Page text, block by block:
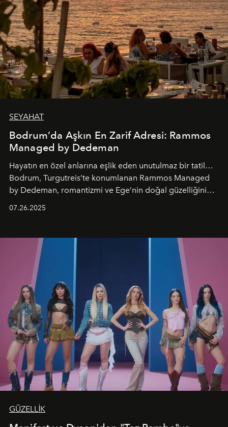
SEYAHAT
Bodrum’da Aşkın En Zarif Adresi: Rammos
Managed by Dedeman
Hayatın en özel anlarına eşlik eden unutulmaz bir tatil…
Bodrum, Turgutreis’te konumlanan Rammos Managed
by Dedeman, romantizmi ve Ege’nin doğal güzelliğini
07.26.2025
GÜZELLİK